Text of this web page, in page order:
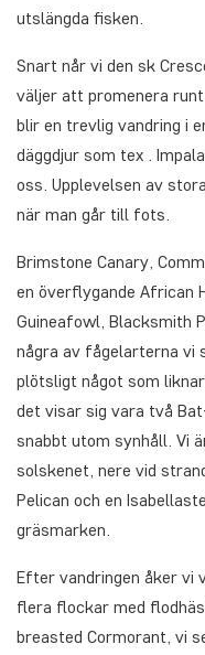
utslängda fisken.
Snart når vi den sk
väljer att promenera
blir en trevlig vandring i
däggdjur som tex .
oss. Upplevelsen av
när man går till fots.
Brimstone Canary,
en överflygande African
Guineafowl, Blacksmith
några av fågelarterna vi
plötsligt något som
det visar sig vara två
snabbt utom synhåll. Vi
solskenet, nere vid
Pelican och en
gräsmarken.
Efter vandringen åker vi
flera flockar med
breasted Cormorant, vi